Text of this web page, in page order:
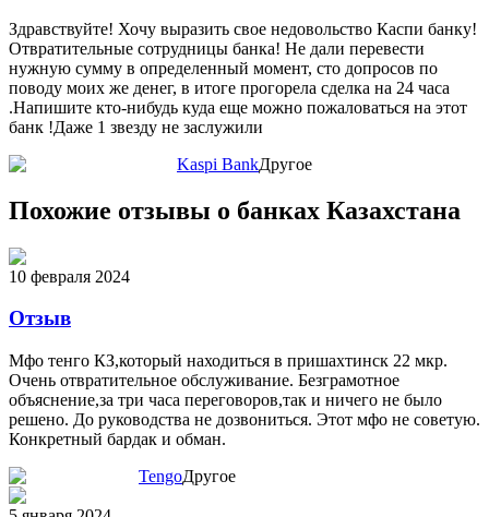
Здравствуйте! Хочу выразить свое недовольство Каспи банку!
Отвратительные сотрудницы банка! Не дали перевести
нужную сумму в определенный момент, сто допросов по
поводу моих же денег, в итоге прогорела сделка на 24 часа
.Напишите кто-нибудь куда еще можно пожаловаться на этот
банк !Даже 1 звезду не заслужили
Kaspi BankДругое
Похожие отзывы о банках Казахстана
10 февраля 2024
Отзыв
Мфо тенго КЗ,который находиться в пришахтинск 22 мкр.
Очень отвратительное обслуживание. Безграмотное
объяснение,за три часа переговоров,так и ничего не было
решено. До руководства не дозвониться. Этот мфо не советую.
Конкретный бардак и обман.
TengoДругое